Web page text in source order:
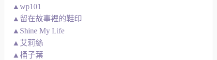
▲wp101
▲留在故事裡的鞋印
▲Shine My Life
▲艾莉絲
▲桶子葉